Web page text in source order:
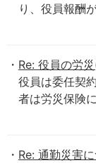
り、役員報酬
Re: 役員の労
役員は委任契
者は労災保険
Re: 通勤災害